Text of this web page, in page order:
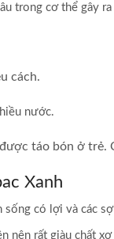
trong cơ thể gây
cách.
nước.
táo bón ở
Xanh
sống có lợi và các
nên rất giàu chất